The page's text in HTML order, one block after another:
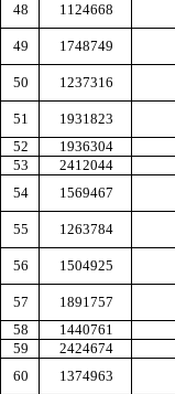
48 1124668
49 1748749
50 1237316
51
1931823
52
1936304
53
2412044
54
1569467
55 1263784
56 1504925
57
1891757
58
1440761
59
2424674
60
1374963